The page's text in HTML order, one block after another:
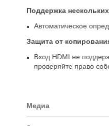
Поддержка
Автоматическое
Защита от
Вход HDMI не
проверяйте право
Медиа